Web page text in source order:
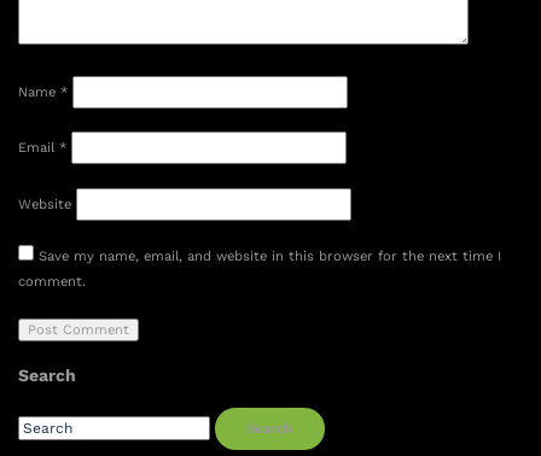
Name *
Email *
Website
Save my name, email, and website in this browser for the next time I
comment.
Search
Search